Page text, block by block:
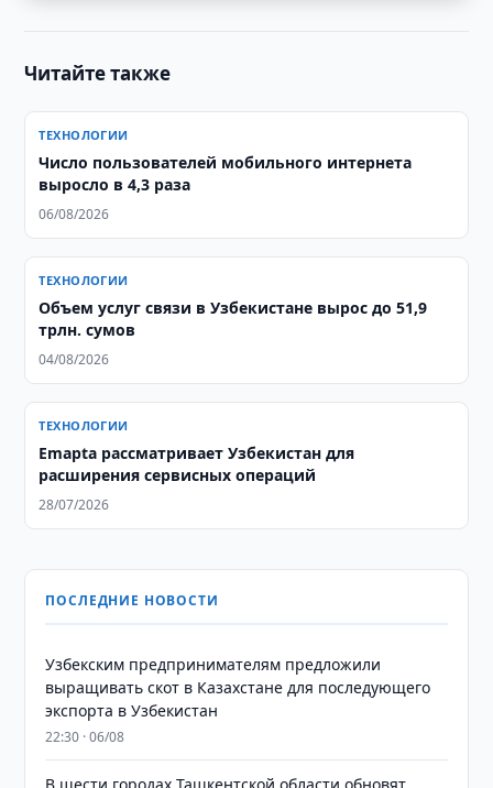
Читайте также
ТЕХНОЛОГИИ
Число пользователей мобильного интернета
выросло в 4,3 раза
06/08/2026
ТЕХНОЛОГИИ
Объем услуг связи в Узбекистане вырос до 51,9
трлн. сумов
04/08/2026
ТЕХНОЛОГИИ
Emapta рассматривает Узбекистан для
расширения сервисных операций
28/07/2026
ПОСЛЕДНИЕ НОВОСТИ
Узбекским предпринимателям предложили
выращивать скот в Казахстане для последующего
экспорта в Узбекистан
22:30 · 06/08